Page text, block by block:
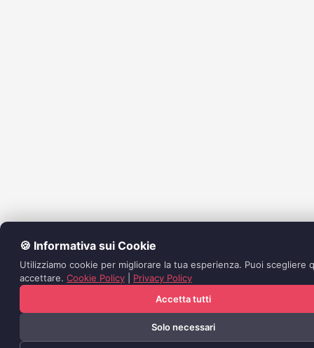
🍪 Informativa sui Cookie
Utilizziamo cookie per migliorare la tua esperienza. Puoi scegliere
accettare. Cookie Policy
Privacy Policy
Accetta tutti
Solo necessari